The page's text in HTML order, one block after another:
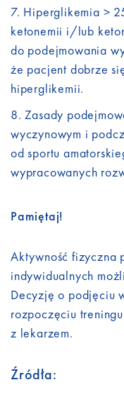
Hiperglikemia >
ketonemii i/lub
do podejmowania
że pacjent dobrze
hiperglikemii.
Zasady
wyczynowym i
od sportu
wypracowanych
Pamiętaj!
Aktywność fizyczna
indywidualnych
Decyzję o podjęciu
rozpoczęciu
z lekarzem.
Źródła: